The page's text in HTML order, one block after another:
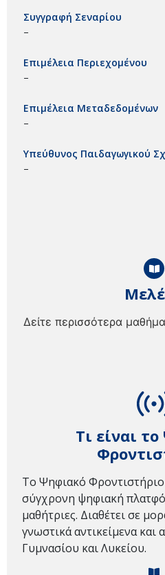
Τι είναι
Το Ψηφιακό Φροντιστήριο
σύγχρονη ψηφιακή
μαθήτριες. Διαθέτει σε
γνωστικά αντικείμενα και
Γυμνασίου και Λυκείου.
Δείτε περισσότερα
Συγγραφή Σεναρίου
–
Επιμέλεια Περιεχομένου
–
Επιμέλεια Μεταδεδομένων
–
Υπεύθυνος Παιδαγωγικού
–